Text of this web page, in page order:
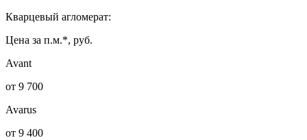
Кварцевый агломерат:
Цена за п.м.*, руб.
Avant
от 9 700
Avarus
от 9 400